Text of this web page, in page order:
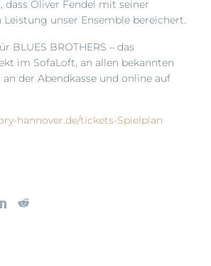
dass Oliver Fendel mit seiner
Leistung unser Ensemble bereichert.
BLUES BROTHERS – das
im SofaLoft, an allen bekannten
der Abendkasse und online auf
hannover.de/tickets-Spielplan